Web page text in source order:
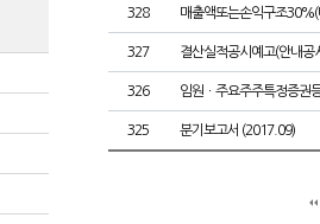
328 매출액또는손익구조
327 결산실적공시예고(안내공
326 임원ㆍ주요주주특정증권
325 분기보고서 (2017.09)